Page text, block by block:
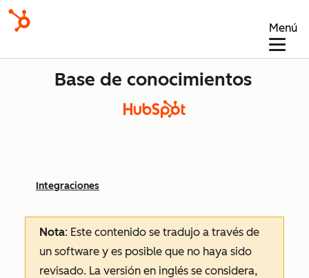
Menú
Base de conocimientos
Integraciones
Nota: Este contenido se tradujo a través de
un software y es posible que no haya sido
revisado. La versión en inglés se considera,